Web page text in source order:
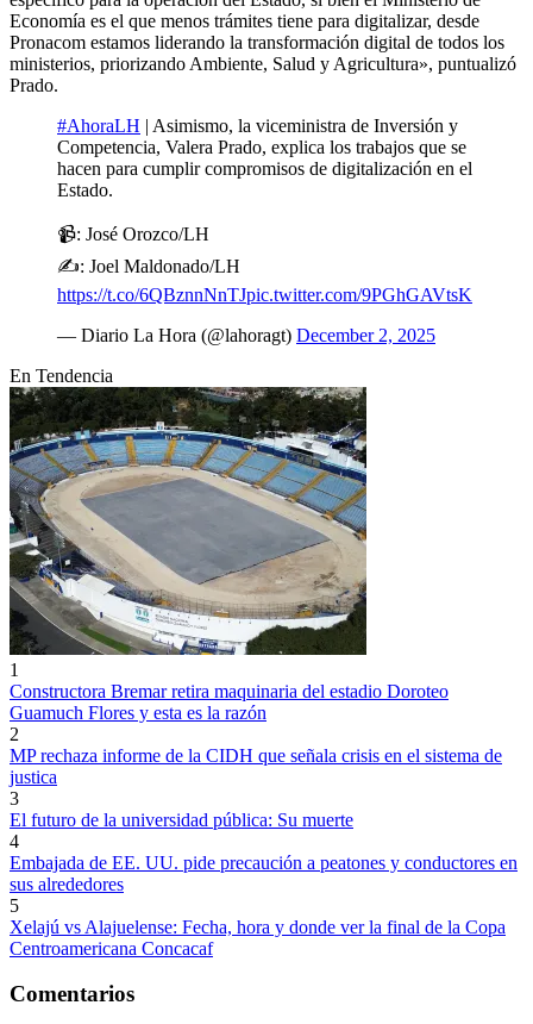
Economía es el que menos trámites tiene para digitalizar, desde
Pronacom estamos liderando la transformación digital de todos los
ministerios, priorizando Ambiente, Salud y Agricultura», puntualizó
Prado.
#AhoraLH | Asimismo, la viceministra de Inversión y
Competencia, Valera Prado, explica los trabajos que se
hacen para cumplir compromisos de digitalización en el
Estado.
📹: José Orozco/LH
✍️: Joel Maldonado/LH
https://t.co/6QBznnNnTJpic.twitter.com/9PGhGAVtsK
— Diario La Hora (@lahoragt) December 2, 2025
En Tendencia
1
Constructora Bremar retira maquinaria del estadio Doroteo
Guamuch Flores y esta es la razón
2
MP rechaza informe de la CIDH que señala crisis en el sistema de
justica
3
El futuro de la universidad pública: Su muerte
4
Embajada de EE. UU. pide precaución a peatones y conductores en
sus alrededores
5
Xelajú vs Alajuelense: Fecha, hora y donde ver la final de la Copa
Centroamericana Concacaf
Comentarios